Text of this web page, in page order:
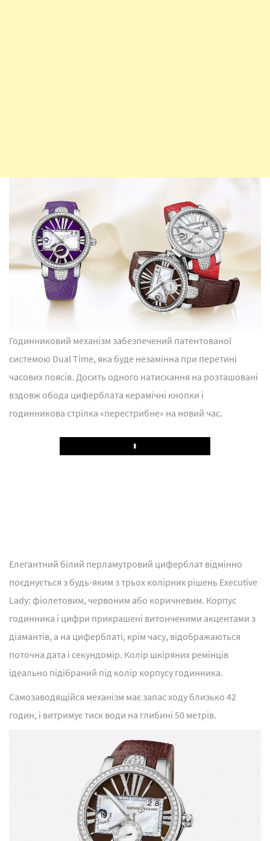
Годинниковий механізм забезпечений патентованої
системою Dual Time, яка буде незамінна при перетині
часових поясів. Досить одного натискання на розташовані
вздовж обода циферблата керамічні кнопки і
годинникова стрілка «перестрибне» на новий час.
Play
Елегантний білий перламутровий циферблат відмінно
поєднується з будь-яким з трьох колірних рішень Executive
Lady: фіолетовим, червоним або коричневим. Корпус
годинника і цифри прикрашені витонченими акцентами з
діамантів, а на циферблаті, крім часу, відображаються
поточна дата і секундомір. Колір шкіряних ремінців
ідеально підібраний під колір корпусу годинника.
Самозаводящійся механізм має запас ходу близько 42
годин, і витримує тиск води на глибині 50 метрів.